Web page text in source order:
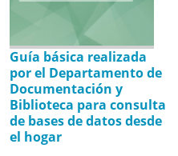
Guía básica realizada
por el Departamento de
Documentación y
Biblioteca para consulta
de bases de datos desde
el hogar